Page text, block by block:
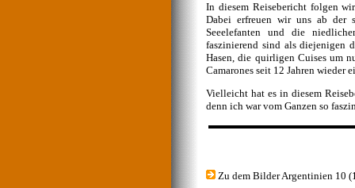
In diesem Reisebericht folgen
Dabei erfreuen wir uns ab der
Seeelefanten und die
faszinierend sind als diejenigen
Hasen, die quirligen Cuises um
Camarones seit 12 Jahren wieder
Vielleicht hat es in diesem
denn ich war vom Ganzen so
Zu dem Bilder Argentinien 10